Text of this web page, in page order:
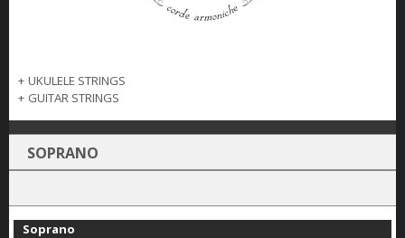
KONTAKT
+ UKULELE STRINGS
+ GUITAR STRINGS
SOPRANO
Soprano